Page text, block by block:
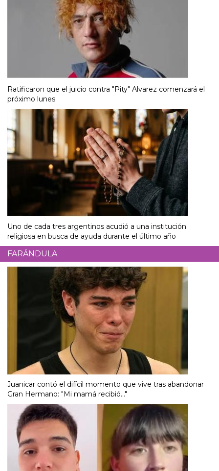
Ratificaron que el juicio contra "Pity" Alvarez comenzará el
próximo lunes
Uno de cada tres argentinos acudió a una institución
religiosa en busca de ayuda durante el último año
FARÁNDULA
Juanicar contó el difícil momento que vive tras abandonar
Gran Hermano: "Mi mamá recibió..."